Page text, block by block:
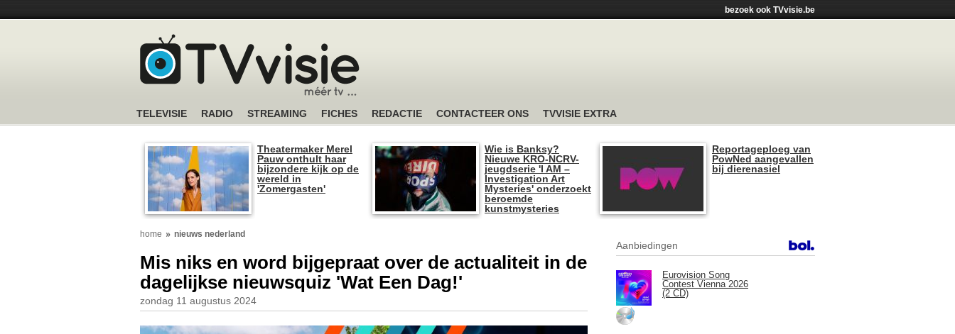
bezoek ook TVvisie.be
TELEVISIE RADIO STREAMING FICHES REDACTIE CONTACTEER ONS TVVISIE EXTRA
Theatermaker Merel
Pauw onthult haar
bijzondere kijk op de
wereld in
'Zomergasten'
Wie is Banksy?
Nieuwe KRO-NCRV-
jeugdserie 'I AM –
Investigation Art
Mysteries' onderzoekt
beroemde
kunstmysteries
Reportageploeg van
PowNed aangevallen
bij dierenasiel
home nieuws nederland
Mis niks en word bijgepraat over de actualiteit in de
dagelijkse nieuwsquiz 'Wat Een Dag!'
zondag 11 augustus 2024
Aanbiedingen
Eurovision Song
Contest Vienna 2026
(2 CD)